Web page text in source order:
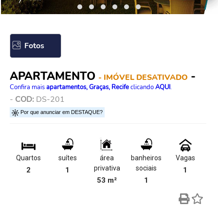
Fotos
APARTAMENTO - IMÓVEL DESATIVADO -
Confira maisapartamentos, Graças, RecifeclicandoAQUI.
- COD: DS-201
Por que anunciar em DESTAQUE?
Quartos
2
suítes
1
área
privativa
53 m²
banheiros
sociais
1
Vagas
1